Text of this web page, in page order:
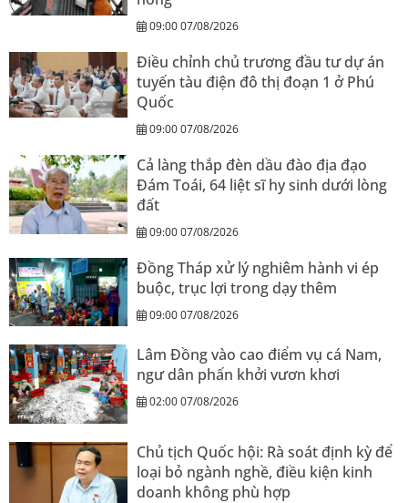
09:00 07/08/2026
Điều chỉnh chủ trương đầu tư dự án
tuyến tàu điện đô thị đoạn 1 ở Phú
Quốc
09:00 07/08/2026
Cả làng thắp đèn dầu đào địa đạo
Đám Toái, 64 liệt sĩ hy sinh dưới lòng
đất
09:00 07/08/2026
Đồng Tháp xử lý nghiêm hành vi ép
buộc, trục lợi trong dạy thêm
09:00 07/08/2026
Lâm Đồng vào cao điểm vụ cá Nam,
ngư dân phấn khởi vươn khơi
02:00 07/08/2026
Chủ tịch Quốc hội: Rà soát định kỳ để
loại bỏ ngành nghề, điều kiện kinh
doanh không phù hợp